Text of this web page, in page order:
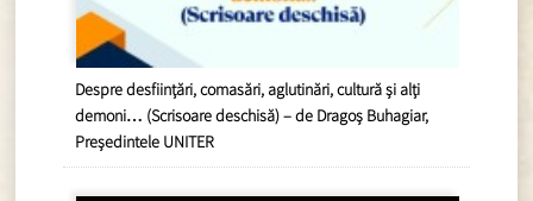
Despre desființări, comasări, aglutinări, cultură și alți
demoni… (Scrisoare deschisă) – de Dragoș Buhagiar,
Președintele UNITER